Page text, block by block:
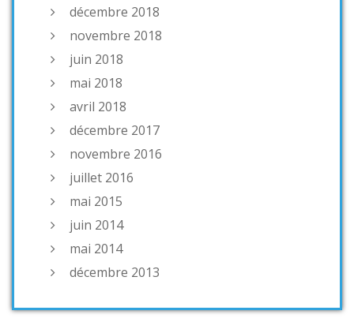
décembre 2018
novembre 2018
juin 2018
mai 2018
avril 2018
décembre 2017
novembre 2016
juillet 2016
mai 2015
juin 2014
mai 2014
décembre 2013